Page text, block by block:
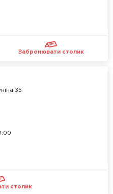
Забронювати столик
35
столик